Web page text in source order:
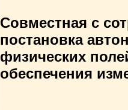
Совместная с
постановка
физических
обеспечения